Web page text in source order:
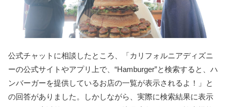
公式チャットに相談したところ、「カリフォルニアディズニ
ーの公式サイトやアプリ上で、“Hamburger”と検索すると、ハ
ンバーガーを提供しているお店の一覧が表示されるよ！」と
の回答がありました。しかしながら、実際に検索結果に表示